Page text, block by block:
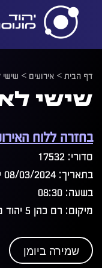
דף הבית> אירועים >
שישי
בחזרה ללוח
סדורי: 17532
בתאריך: 08/03/2024 יום שישי
בשעה: 08:30
מיקום: רם כהן 5 יהוד מונוסון (מתנ"ס יהוד )
שמירה ביומן